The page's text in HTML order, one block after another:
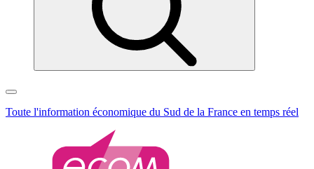
Toute l'information économique du Sud de la France en temps réel